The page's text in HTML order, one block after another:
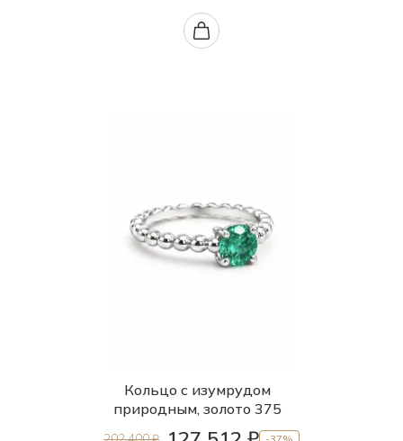
Кольцо с изумрудом
природным, золото 375